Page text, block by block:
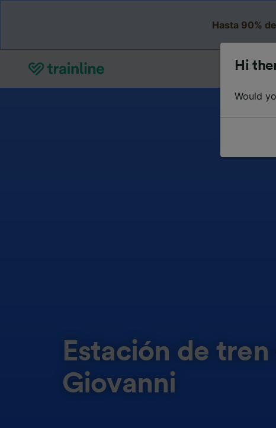
Hasta 90%
Estación de
Giovanni
Hi
Would